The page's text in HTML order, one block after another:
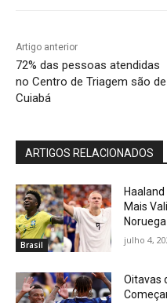
Artigo anterior
72% das pessoas atendidas
no Centro de Triagem são de
Cuiabá
ARTIGOS RELACIONADOS
Brasil
Mais
Noruega
julho 4,
Oitavas